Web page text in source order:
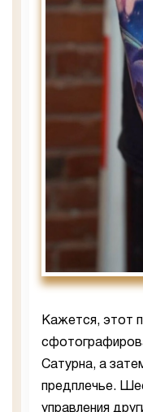
Кажется, этот
Сатурна, а
предплечье.
управления